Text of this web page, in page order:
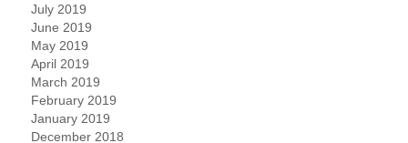
July 2019
June 2019
May 2019
April 2019
March 2019
February 2019
January 2019
December 2018